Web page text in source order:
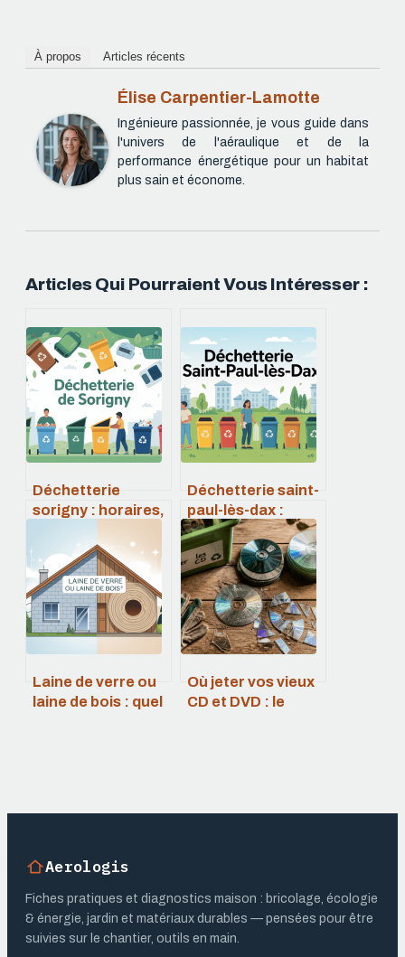
À propos Articles récents
Élise Carpentier-Lamotte
Ingénieure passionnée, je vous guide dans
l'univers de l'aéraulique et de la
performance énergétique pour un habitat
plus sain et économe.
Articles Qui Pourraient Vous Intéresser :
Déchetterie
sorigny : horaires,
fonctionnement
et bons réflexes
Déchetterie saint-
paul-lès-dax :
horaires, accès,
déchets acceptés
Laine de verre ou
laine de bois : quel
Où jeter vos vieux
CD et DVD : le
Aerologis
Fiches pratiques et diagnostics maison : bricolage, écologie
& énergie, jardin et matériaux durables — pensées pour être
suivies sur le chantier, outils en main.